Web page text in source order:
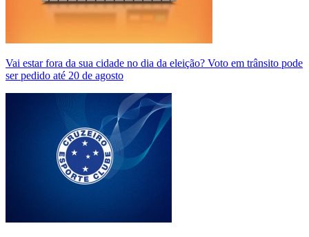
Vai estar fora da sua cidade no dia da eleição? Voto em trânsito pode
ser pedido até 20 de agosto